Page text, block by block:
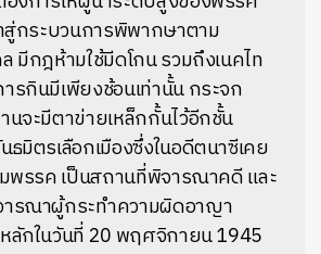
สู่กระบวนการพิพากษาตาม
มีกฎห้ามใช้มีดโกน รวมถึงเนคไท
รกินมีเพียงช้อนเท่านั้น กระจก
จะมีตาข่ายเหล็กกั้นไว้อีกชั้น
มิตรเลือกเมืองซึ่งในอดีตนาซีเคย
พรรค เป็นสถานที่พิจารณาคดี และ
ารณาผู้กระทำความผิดอาญา
ลักในวันที่ 20 พฤศจิกายน 1945